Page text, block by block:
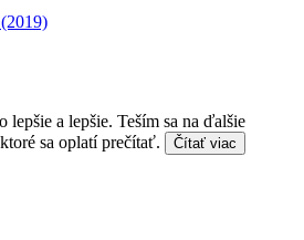
lepšie a lepšie. Teším sa na ďalšie
sa oplatí prečítať.
Čítať viac